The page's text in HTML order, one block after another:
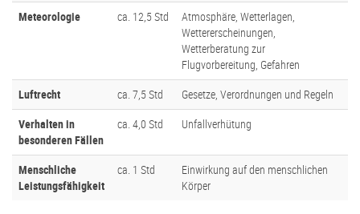
Meteorologie
ca. 12,5 Std
Atmosphäre, Wetterlagen,
Wettererscheinungen,
Wetterberatung zur
Flugvorbereitung, Gefahren
Luftrecht
ca. 7,5 Std
Gesetze, Verordnungen und Regeln
Verhalten in
besonderen Fällen
ca. 4,0 Std Unfallverhütung
Menschliche
Leistungsfähigkeit
ca. 1 Std
Einwirkung auf den menschlichen
Körper